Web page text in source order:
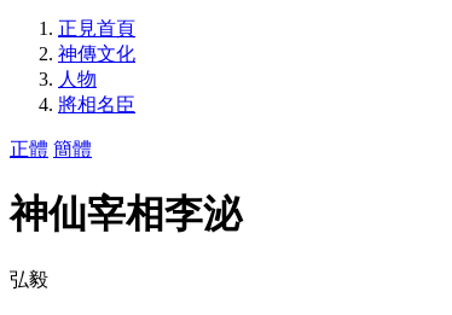
正見首頁
神傳文化
人物
將相名臣
正體 簡體
神仙宰相李泌
弘毅